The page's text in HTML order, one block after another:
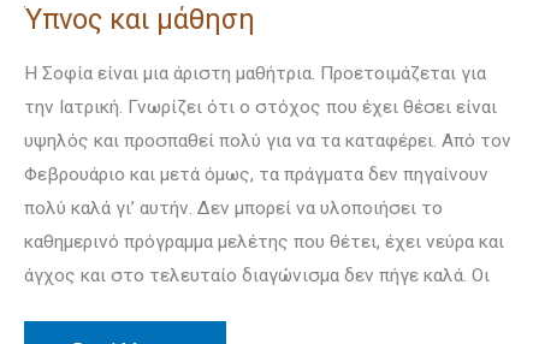
Ύπνος και μάθηση
Η Σοφία είναι μια άριστη μαθήτρια. Προετοιμάζεται για
την Ιατρική. Γνωρίζει ότι ο στόχος που έχει θέσει είναι
υψηλός και προσπαθεί πολύ για να τα καταφέρει. Από τον
Φεβρουάριο και μετά όμως, τα πράγματα δεν πηγαίνουν
πολύ καλά γι’ αυτήν. Δεν μπορεί να υλοποιήσει το
καθημερινό πρόγραμμα μελέτης που θέτει, έχει νεύρα και
άγχος και στο τελευταίο διαγώνισμα δεν πήγε καλά. Οι